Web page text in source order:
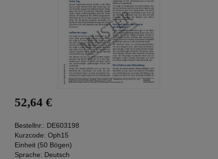
52,64 €
Bestellnr.: DE603198
Kurzcode: Oph15
Einheit (50 Bögen)
Sprache: Deutsch